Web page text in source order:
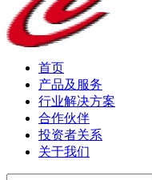
首页
产品及服务
行业解决方案
合作伙伴
投资者关系
关于我们